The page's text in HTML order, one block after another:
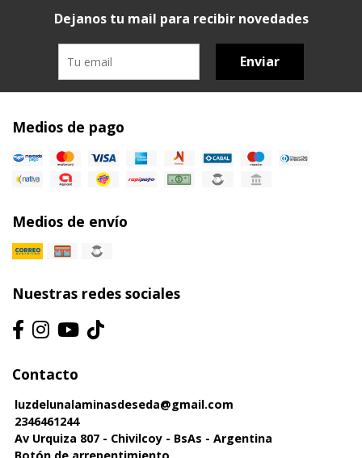
Dejanos tu mail para recibir novedades
Enviar
Medios de pago
Medios de envío
Nuestras redes sociales
Contacto
luzdelunalaminasdeseda@gmail.com
2346461244
Av Urquiza 807 - Chivilcoy - BsAs - Argentina